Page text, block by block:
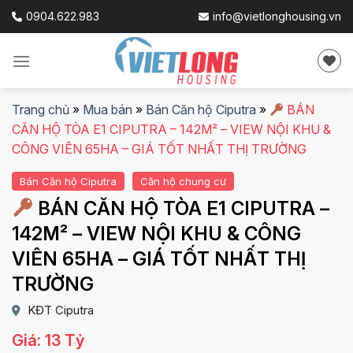
Skip
0904.622.983 info@vietlonghousing.vn
Trang chủ » Mua bán » Bán Căn hộ Ciputra »
BÁN
CĂN HỘ TÒA E1 CIPUTRA – 142M² – VIEW NỘI KHU &
CÔNG VIÊN 65HA – GIÁ TỐT NHẤT THỊ TRƯỜNG
Bán Căn hộ Ciputra Căn hộ chung cư
BÁN CĂN HỘ TÒA E1 CIPUTRA –
142M² – VIEW NỘI KHU & CÔNG
VIÊN 65HA – GIÁ TỐT NHẤT THỊ
TRƯỜNG
KĐT Ciputra
Giá: 13 Tỷ